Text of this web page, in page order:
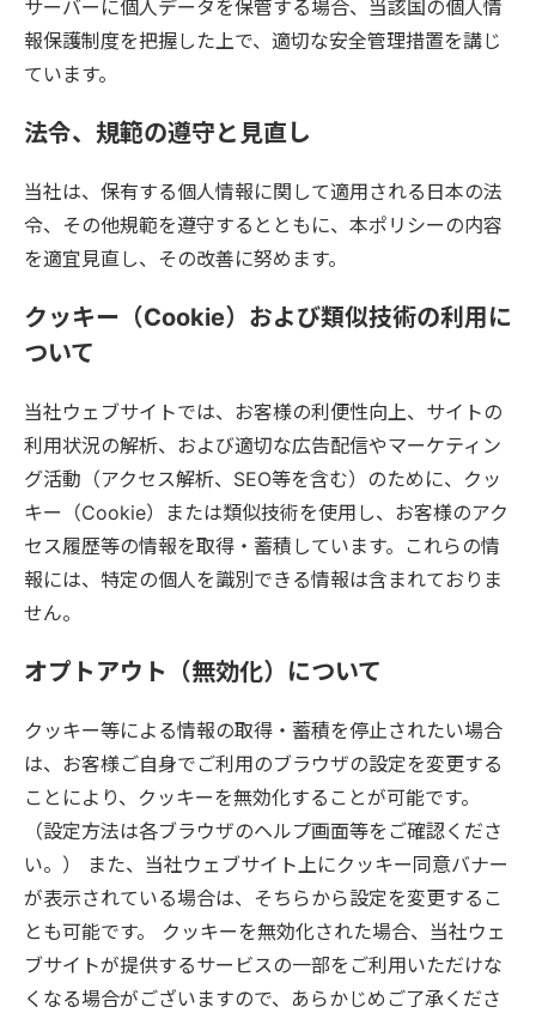
サーバーに個人データを保管する場合、当該国の個人情
報保護制度を把握した上で、適切な安全管理措置を講じ
ています。
法令、規範の遵守と見直し
当社は、保有する個人情報に関して適用される日本の法
令、その他規範を遵守するとともに、本ポリシーの内容
を適宜見直し、その改善に努めます。
クッキー（Cookie）および類似技術の利用に
ついて
当社ウェブサイトでは、お客様の利便性向上、サイトの
利用状況の解析、および適切な広告配信やマーケティン
グ活動（アクセス解析、SEO等を含む）のために、クッ
キー（Cookie）または類似技術を使用し、お客様のアク
セス履歴等の情報を取得・蓄積しています。これらの情
報には、特定の個人を識別できる情報は含まれておりま
せん。
オプトアウト（無効化）について
クッキー等による情報の取得・蓄積を停止されたい場合
は、お客様ご自身でご利用のブラウザの設定を変更する
ことにより、クッキーを無効化することが可能です。
（設定方法は各ブラウザのヘルプ画面等をご確認くださ
い。） また、当社ウェブサイト上にクッキー同意バナー
が表示されている場合は、そちらから設定を変更するこ
とも可能です。 クッキーを無効化された場合、当社ウェ
ブサイトが提供するサービスの一部をご利用いただけな
くなる場合がございますので、あらかじめご了承くださ